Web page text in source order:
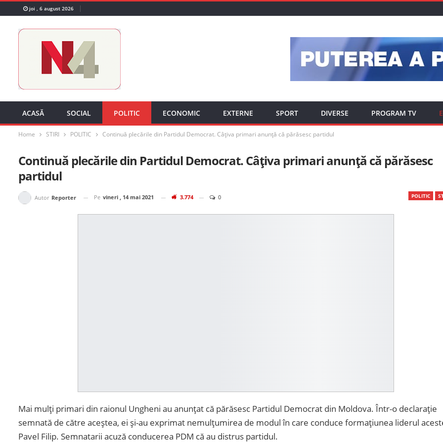
joi , 6 august 2026
ACASĂ SOCIAL POLITIC ECONOMIC EXTERNE SPORT DIVERSE PROGRAM TV
Home STIRI POLITIC Continuă plecările din Partidul Democrat. Câțiva primari anunță că părăsesc partidul
Continuă plecările din Partidul Democrat. Câțiva primari anunță că părăsesc
partidul
POLITIC
Autor Reporter Pe vineri , 14 mai 2021 3.774 0
Mai mulți primari din raionul Ungheni au anunțat că părăsesc Partidul Democrat din Moldova. Într-o declarație
semnată de către aceștea, ei și-au exprimat nemulțumirea de modul în care conduce formațiunea liderul
Pavel Filip. Semnatarii acuză conducerea PDM că au distrus partidul.